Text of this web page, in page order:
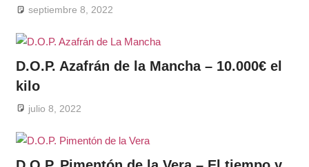
septiembre 8, 2022
D.O.P. Azafrán de la Mancha – 10.000€ el
kilo
julio 8, 2022